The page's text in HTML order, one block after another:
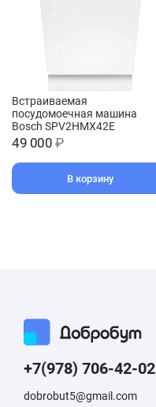
Встраиваемая
посудомоечная машина
Bosch SPV2HMX42E
49 000 ₽
В корзину
+7(978) 706-42-02
dobrobut5@gmail.com